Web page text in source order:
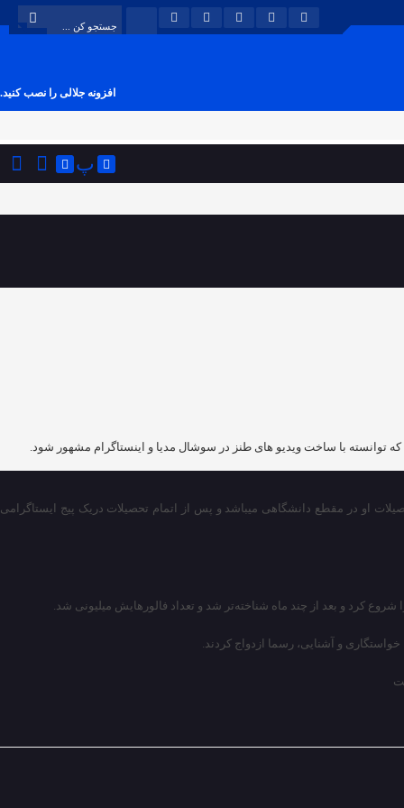
افزونه جلالی را نصب کنید.
پ
و بـه شهرت رسیده اسـت تحصیلات او در مقطع دانشگاهی میباشد و پس از اتمام تحصیلات دریک پیج ایستاگرامی